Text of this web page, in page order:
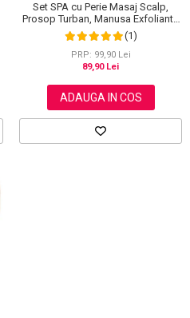
Set SPA cu Perie Masaj Scalp,
Prosop Turban, Manusa Exfolianta
si Saculet din Bumbac, NOVA
KISS®
(1)
PRP: 99,90 Lei
89,90 Lei
ADAUGA IN COS